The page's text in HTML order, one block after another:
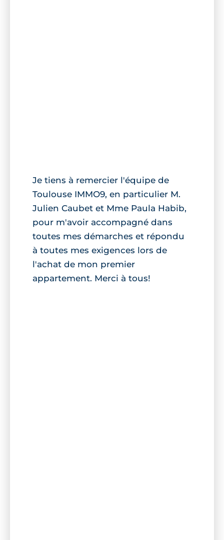
Je tiens à remercier l'équipe de
Toulouse IMMO9, en particulier M.
Julien Caubet et Mme Paula Habib,
pour m'avoir accompagné dans
toutes mes démarches et répondu
à toutes mes exigences lors de
l'achat de mon premier
appartement. Merci à tous!